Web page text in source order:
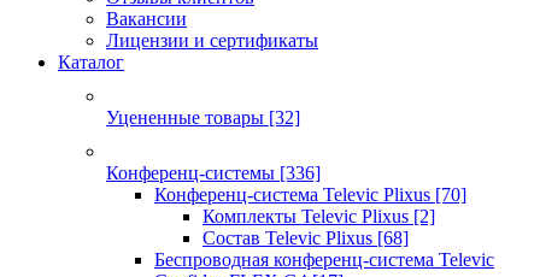
Вакансии
Лицензии и сертификаты
Каталог
Уцененные товары [32]
Конференц-системы [336]
Конференц-система Televic Plixus [70]
Комплекты Televic Plixus [2]
Состав Televic Plixus [68]
Беспроводная конференц-система Televic